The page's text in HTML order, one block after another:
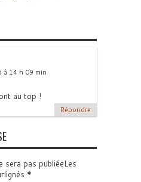
à 14 h 09 min
au top !
Répondre
sera pas publiéeLes
*